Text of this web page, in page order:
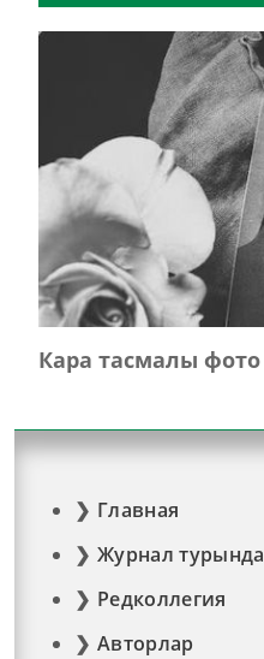
Кара тасмалы фото
Главная
Журнал турында
Редколлегия
Авторлар